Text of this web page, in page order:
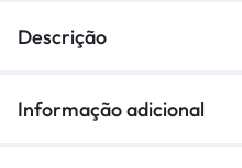
Descrição
Informação adicional